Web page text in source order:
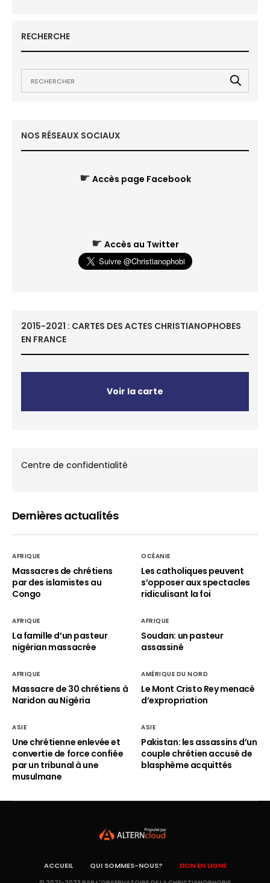
RECHERCHE
NOS RÉSEAUX SOCIAUX
☛ Accès page Facebook
☛ Accès au Twitter
2015-2021 : CARTES DES ACTES CHRISTIANOPHOBES
EN FRANCE
Voir la carte
Centre de confidentialité
Dernières actualités
AFRIQUE
Massacres de chrétiens
par des islamistes au
Congo
OCÉANIE
Les catholiques peuvent
s’opposer aux spectacles
ridiculisant la foi
AFRIQUE
La famille d’un pasteur
nigérian massacrée
AFRIQUE
Soudan: un pasteur
assassiné
AFRIQUE
Massacre de 30 chrétiens à
Naridon au Nigéria
AMÉRIQUE DU NORD
Le Mont Cristo Rey menacé
d’expropriation
ASIE
Une chrétienne enlevée et
convertie de force confiée
par un tribunal à une
musulmane
ASIE
Pakistan: les assassins d’un
couple chrétien accusé de
blasphème acquittés
ACCUEIL QUI SOMMES-NOUS? DON EN LIGNE